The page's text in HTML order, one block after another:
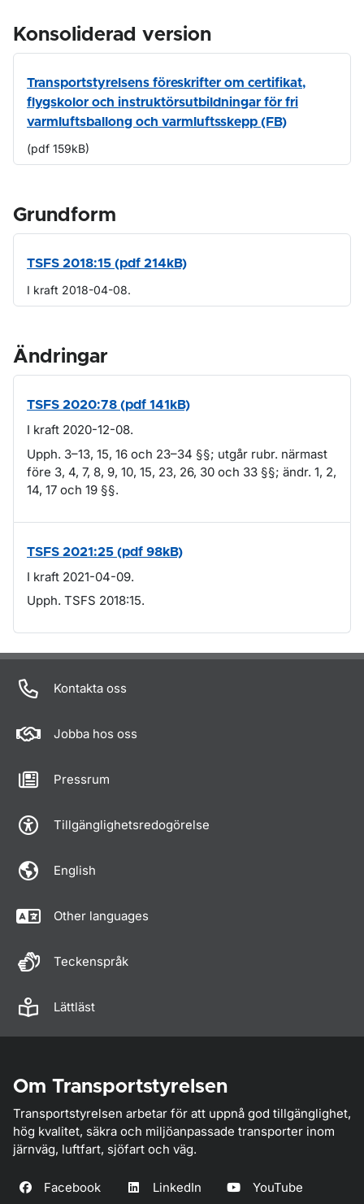
Konsoliderad version
Transportstyrelsens föreskrifter om certifikat,
flygskolor och instruktörsutbildningar för fri
varmluftsballong och varmluftsskepp (FB)
(pdf 159kB)
Grundform
TSFS 2018:15 (pdf 214kB)
I kraft 2018-04-08.
Ändringar
TSFS 2020:78 (pdf 141kB)
I kraft 2020-12-08.
Upph. 3–13, 15, 16 och 23–34 §§; utgår rubr. närmast
före 3, 4, 7, 8, 9, 10, 15, 23, 26, 30 och 33 §§; ändr. 1, 2,
14, 17 och 19 §§.
TSFS 2021:25 (pdf 98kB)
I kraft 2021-04-09.
Upph. TSFS 2018:15.
Om sidan
Kontakta oss
Jobba hos oss
Pressrum
Tillgänglighetsredogörelse
English
Other languages
Teckenspråk
Lättläst
Om Transportstyrelsen
Transportstyrelsen arbetar för att uppnå god tillgänglighet,
hög kvalitet, säkra och miljöanpassade transporter inom
järnväg, luftfart, sjöfart och väg.
Facebook LinkedIn YouTube